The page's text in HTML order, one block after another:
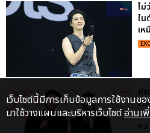
ไม่
ใ
เ
ป
หว
เว็บไซต์นี้มีการเก็บข้อมูลการใช้งานข
มาใช้วางแผนและบริหารเว็บไซต์อ่านเ